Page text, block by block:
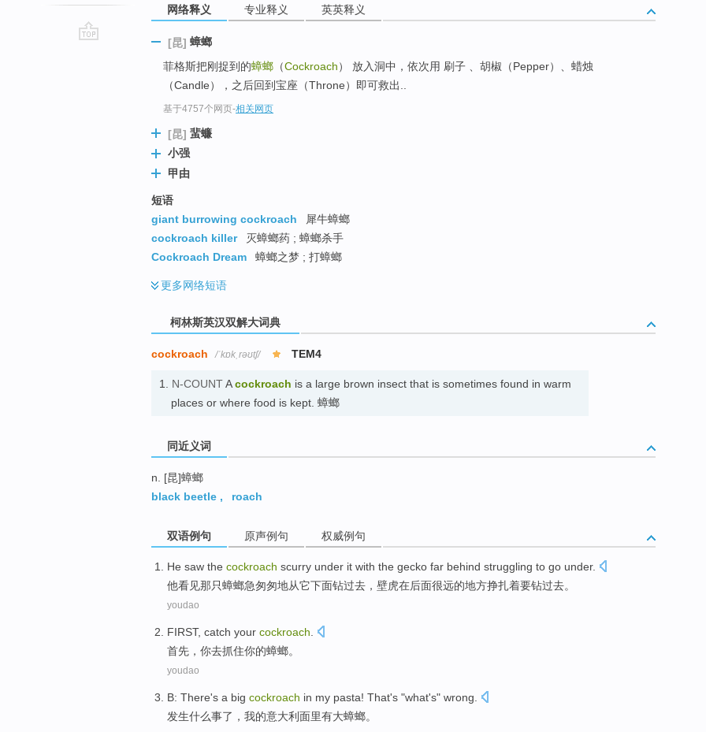
网络释义 专业释义 英英释义
[昆] 蟑螂
菲格斯把刚捉到的蟑螂 （Cockroach） 放入洞中，依次用 刷子 、胡椒（Pepper）、蜡烛
（Candle），之后回到宝座（Throne）即可救出..
基于4757个网页-相关网页
[昆] 蜚蠊
小强
甲由
短语
giant burrowing cockroach
犀牛蟑螂
cockroach killer
灭蟑螂药 ; 蟑螂杀手
Cockroach Dream
蟑螂之梦 ; 打蟑螂
更多网络短语
柯林斯英汉双解大词典
cockroach /ˈkɒkˌrəʊtʃ/ TEM4
1. N-COUNTAcockroach is a large brown insect that is sometimes found in warm
places or where food is kept. 蟑螂
同近义词
n. [昆]蟑螂
black beetle , roach
双语例句 原声例句 权威例句
He saw the cockroach scurry under it with the gecko far behind struggling to go under.
他看见那只蟑螂急匆匆地从它下面钻过去 ，壁虎在后面很远的地方挣扎着要钻过去。
youdao
FIRST, catch your cockroach
首先 ，你去抓住你的蟑螂。
youdao
B: There's a big cockroach in my pasta! That's "what's" wrong.
发生什么事了， 我的意大利面里有大蟑螂。